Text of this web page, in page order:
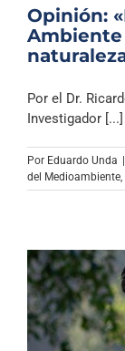
Opinión:
Ambiente
Por el Dr.
Investigador [...]
Por Eduardo Unda |
del Medioambiente